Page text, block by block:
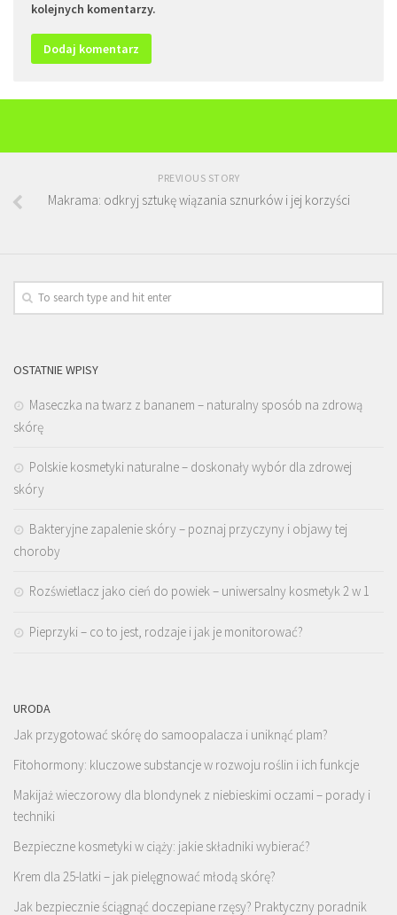
kolejnych komentarzy.
PREVIOUS STORY
Makrama: odkryj sztukę wiązania sznurków i jej korzyści
OSTATNIE WPISY
Maseczka na twarz z bananem – naturalny sposób na zdrową
skórę
Polskie kosmetyki naturalne – doskonały wybór dla zdrowej
skóry
Bakteryjne zapalenie skóry – poznaj przyczyny i objawy tej
choroby
Rozświetlacz jako cień do powiek – uniwersalny kosmetyk 2 w 1
Pieprzyki – co to jest, rodzaje i jak je monitorować?
URODA
Jak przygotować skórę do samoopalacza i uniknąć plam?
Fitohormony: kluczowe substancje w rozwoju roślin i ich funkcje
Makijaż wieczorowy dla blondynek z niebieskimi oczami – porady i
techniki
Bezpieczne kosmetyki w ciąży: jakie składniki wybierać?
Krem dla 25-latki – jak pielęgnować młodą skórę?
Jak bezpiecznie ściągnąć doczepiane rzęsy? Praktyczny poradnik